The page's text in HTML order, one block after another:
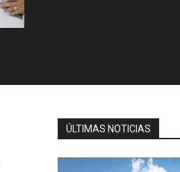
ÚLTIMAS NOTICIAS